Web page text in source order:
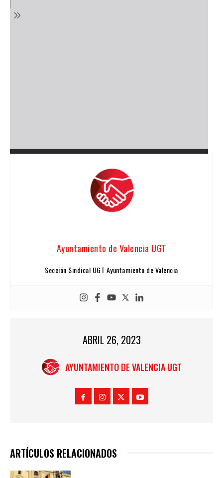
Ayuntamiento de Valencia UGT
Sección Sindical UGT Ayuntamiento de Valencia
ABRIL 26, 2023
AYUNTAMIENTO DE VALENCIA UGT
ARTÍCULOS RELACIONADOS